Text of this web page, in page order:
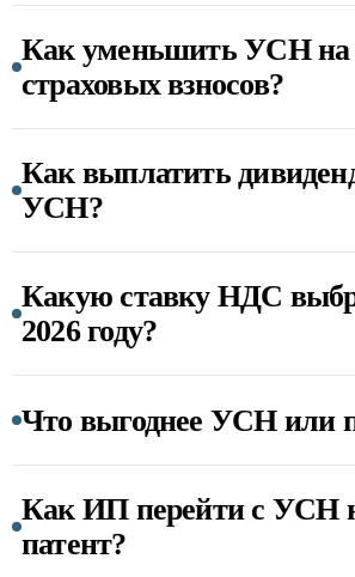
Как уменьшить УСН на
страховых взносов?
Как выплатить
УСН?
Какую ставку НДС
2026 году?
Что выгоднее УСН или
Как ИП перейти с УСН
патент?